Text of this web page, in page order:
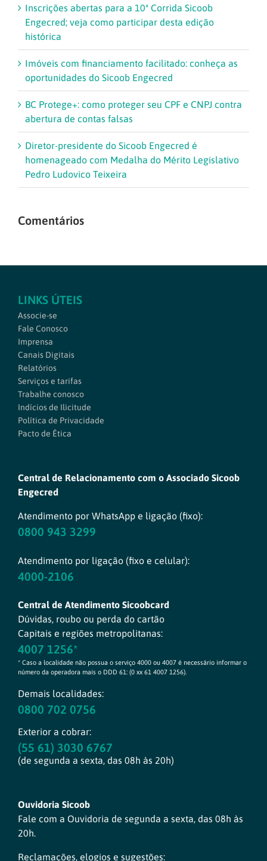
Inscrições abertas para a 10ª Corrida Sicoob
Engecred; veja como participar desta edição
histórica
Imóveis com financiamento facilitado: conheça as
oportunidades do Sicoob Engecred
BC Protege+: como proteger seu CPF e CNPJ contra
abertura de contas falsas
Diretor-presidente do Sicoob Engecred é
homenageado com Medalha do Mérito Legislativo
Pedro Ludovico Teixeira
Comentários
LINKS ÚTEIS
Associe-se
Fale Conosco
Imprensa
Canais Digitais
Relatórios
Serviços e tarifas
Trabalhe conosco
Indícios de Ilicitude
Política de Privacidade
Pacto de Ética
Central de Relacionamento com o Associado Sicoob
Engecred
Atendimento por WhatsApp e ligação (fixo):
0800 943 3299
Atendimento por ligação (fixo e celular):
4000-2106
Central de Atendimento Sicoobcard
Dúvidas, roubo ou perda do cartão
Capitais e regiões metropolitanas:
4007 1256*
* Caso a localidade não possua o serviço 4000 ou 4007 é necessário informar o
número da operadora mais o DDD 61: (0 xx 61 4007 1256).
Demais localidades:
0800 702 0756
Exterior a cobrar:
(55 61) 3030 6767
(de segunda a sexta, das 08h às 20h)
Ouvidoria Sicoob
Fale com a Ouvidoria de segunda a sexta, das 08h às
20h.
Reclamações, elogios e sugestões: